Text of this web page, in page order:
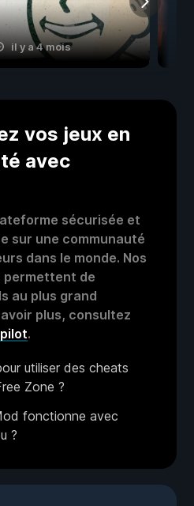
il y a 4 mois
vos jeux en
avec
sécurisée et
sur une communauté
dans le monde. Nos
permettent de
au plus grand
plus, consultez
.
utiliser des cheats
Zone ?
fonctionne avec
?